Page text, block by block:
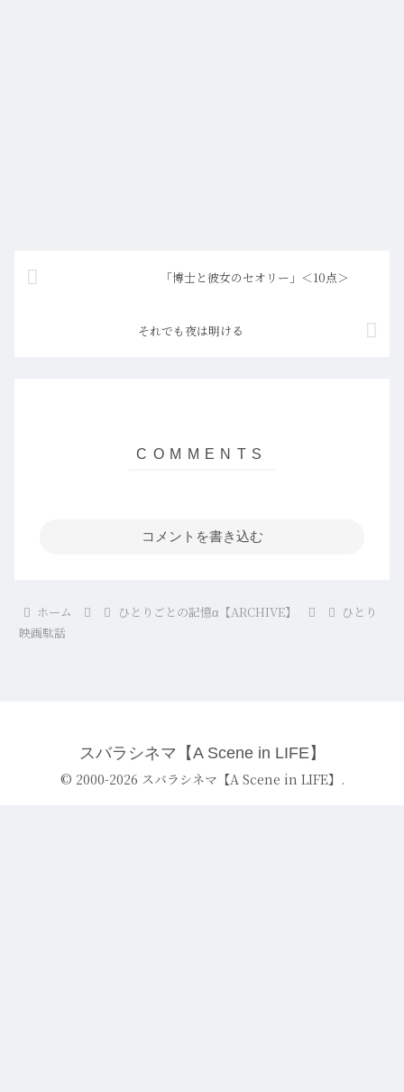
「博士と彼女のセオリー」＜10点＞
それでも夜は明ける
コメントを書き込む
ホーム ひとりごとの記憶α【ARCHIVE】
ひとり
映画駄話
スバラシネマ【A Scene in LIFE】
© 2000-2026 スバラシネマ【A Scene in LIFE】.